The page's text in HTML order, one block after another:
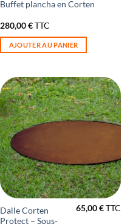
Buffet plancha en Corten
280,00€TTC
AJOUTER AU PANIER
Dalle Corten
Protect – Sous-
65,00€TTC
This